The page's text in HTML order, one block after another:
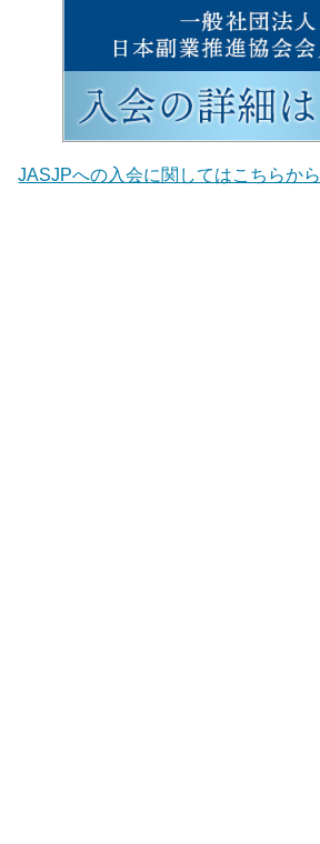
JASJPへの入会に関してはこちらから